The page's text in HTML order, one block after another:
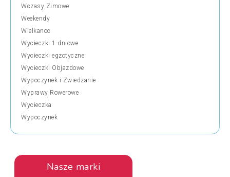
Wczasy Zimowe
Weekendy
Wielkanoc
Wycieczki 1-dniowe
Wycieczki egzotyczne
Wycieczki Objazdowe
Wypoczynek i Zwiedzanie
Wyprawy Rowerowe
Wycieczka
Wypoczynek
Nasze marki